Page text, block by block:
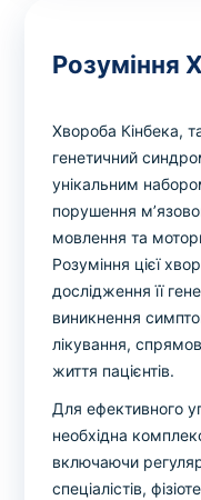
Розуміння
Хвороба Кінбека,
генетичний
унікальним
порушення
мовлення та
Розуміння цієї
дослідження її
виникнення
лікування,
життя пацієнтів.
Для ефективного
необхідна
включаючи
спеціалістів,